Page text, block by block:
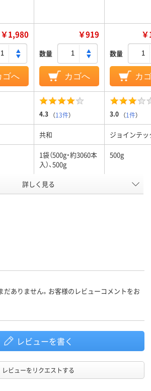
￥1,980
ゴへ
￥919
数量
カゴへ
数量
カ
4.3 （13件） 3.0 （1件）
共和 ジョインテッ
1袋（500g・約3060本
入）、500g
500g
25
詳しく見る
だありません。お客様のレビューコメントをお
レビューを書く
レビューをリクエストする